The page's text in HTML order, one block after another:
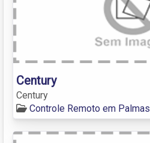
Century
Century
Controle Remoto em Palmas